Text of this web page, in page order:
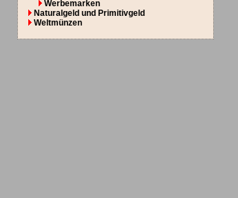
Werbemarken
Naturalgeld und Primitivgeld
Weltmünzen